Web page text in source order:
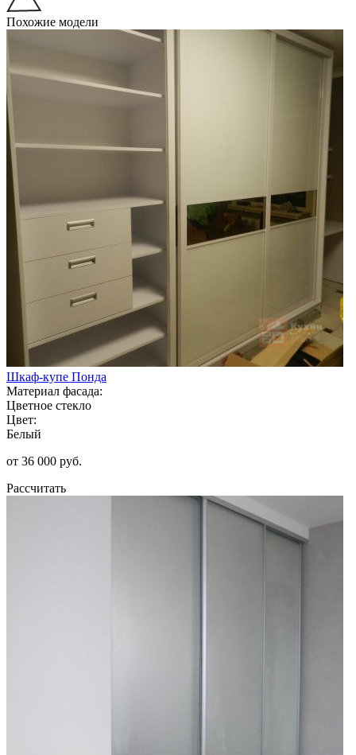
Похожие модели
Шкаф-купе Понда
Материал фасада:
Цветное стекло
Цвет:
Белый
от 36 000 руб.
Рассчитать